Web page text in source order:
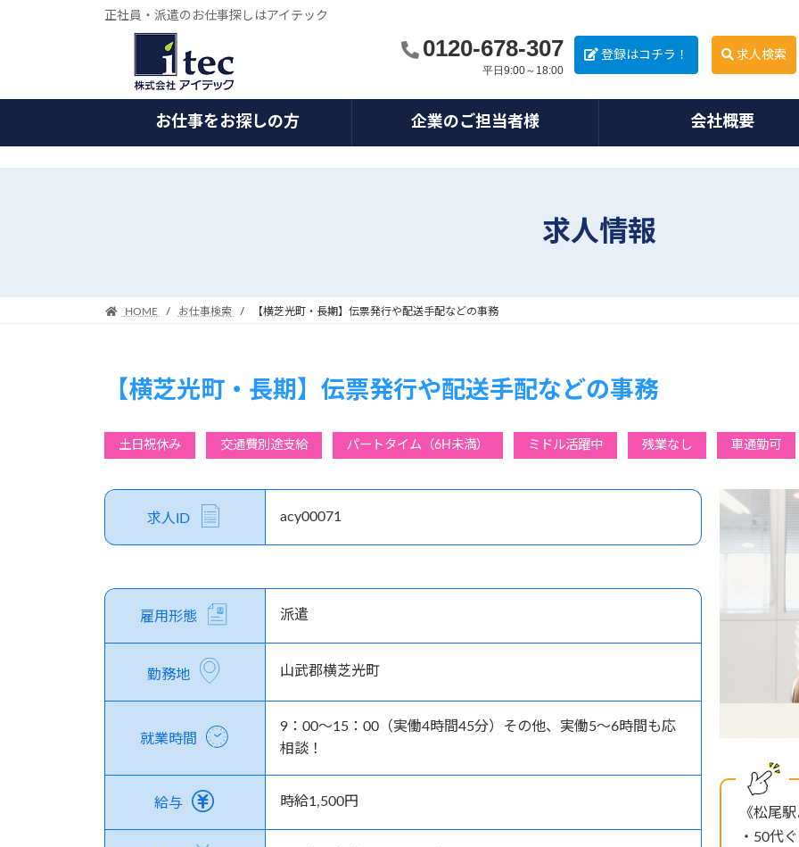
正社員・派遣のお仕事探しはアイテック
0120-678-307
平日9:00～18:00
登録はコチラ！ 求人検索
お仕事をお探しの方 企業のご担当者様 会社概要
求人情報
HOME お仕事検索 【横芝光町・長期】伝票発行や配送手配などの事務
【横芝光町・長期】伝票発行や配送手配などの事務
土日祝休み 交通費別途支給 パートタイム（6H未満） ミドル活躍中 残業なし 車通勤可
《松尾
・50代
求人ID acy00071
雇用形態 派遣
勤務地 山武郡横芝光町
就業時間
9：00～15：00（実働4時間45分）その他、実働5～6時間も応
相談！
給与 時給1,500円